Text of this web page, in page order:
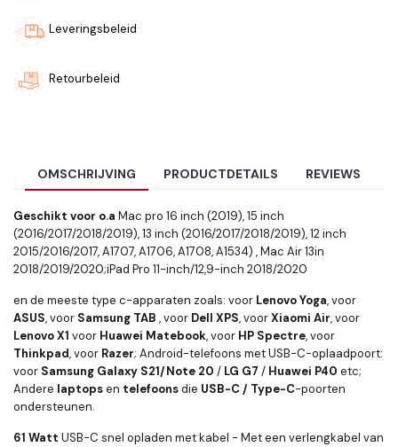
Leveringsbeleid
Retourbeleid
OMSCHRIJVING PRODUCTDETAILS REVIEWS
Geschikt voor o.a Mac pro 16 inch (2019), 15 inch
(2016/2017/2018/2019), 13 inch (2016/2017/2018/2019), 12 inch
2015/2016/2017, A1707, A1706, A1708, A1534) , Mac Air 13in
2018/2019/2020;iPad Pro 11-inch/12,9-inch 2018/2020
en de meeste type c-apparaten zoals: voor Lenovo Yoga, voor
ASUS, voor Samsung TAB , voor Dell XPS, voorXiaomi Air, voor
LenovoX1 voor Huawei Matebook, voor HP Spectre, voor
Thinkpad, voor Razer; Android-telefoons met USB-C-oplaadpoort:
voor Samsung Galaxy S21/Note 20 / LG G7 / Huawei P40 etc;
Andere laptopsen telefoonsdie USB-C / Type-C-poorten
ondersteunen.
61 Watt USB-C snel opladen met kabel - Met een verlengkabel van